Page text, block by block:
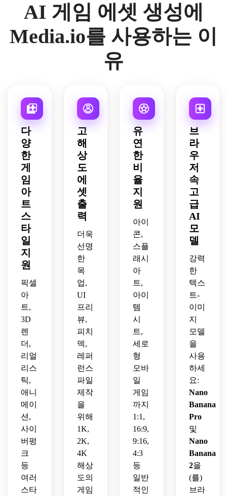
한 하
이라
투명
질로
정면
포즈
로 중
심에
선 전
신
2D
판타
지
RPG
영웅
에셋
을 만
드세
요.
한 테
두리,
한정
된 하
부드
러운
광,
한 분
위기,
생성
하세
요.
광택
구분,
작은
된 크
깨끗
한 에
타일
의 질
신선
한 초
록색
과 어
스 브
라운
팔레
트,
읽기
쉬운
분리,
적인
게임
개발
활용
성을
제공
합니
다.
AI 게임 에셋 생성에
Media.io를 사용하는 이
유
다
양
한
게
임
아
트
스
타
일
지
원
픽셀
아
트,
3D
렌
더,
리얼
리스
틱,
애니
메이
션,
사이
버펑
크
등
여러
스타
고
해
상
도
에
셋
출
력
더욱
선명
한
목
업,
UI
프리
뷰,
피치
덱,
레퍼
런스
파일
제작
을
위해
1K,
2K,
4K
해상
도의
게임
유
연
한
비
율
지
원
아이
콘,
스플
래시
아
트,
아이
템
시
트,
세로
형
모바
일
게임
까지
1:1,
16:9,
9:16,
4:3
등
일반
적인
브
라
우
저
속
고
급
AI
모
델
강력
한
텍스
트-
이미
지
모델
을
사용
하세
요:
Nano
Banana
Pro
및
Nano
Banana
2을
(를)
브라